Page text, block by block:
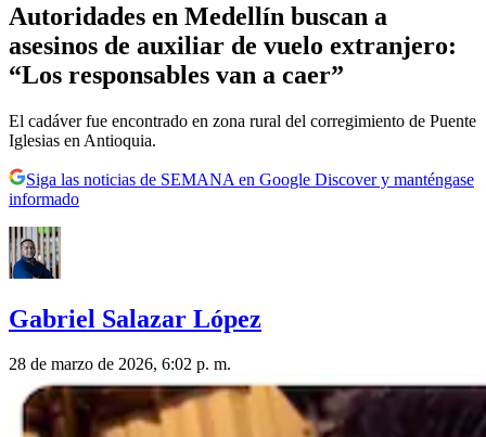
Autoridades en Medellín buscan a
asesinos de auxiliar de vuelo extranjero:
“Los responsables van a caer”
El cadáver fue encontrado en zona rural del corregimiento de Puente
Iglesias en Antioquia.
Siga las noticias de SEMANA en Google Discover y manténgase
informado
Gabriel Salazar López
28 de marzo de 2026, 6:02 p. m.